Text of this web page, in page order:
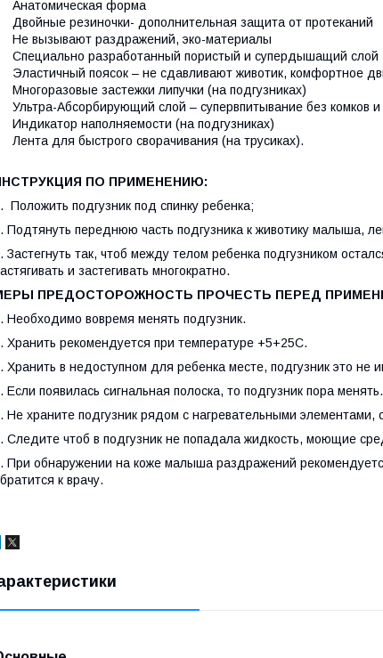
Анатомическая форма
Двойные резиночки- дополнительная защита от протеканий
Не вызывают раздражений, эко-материалы
Специально разработанный пористый и супердышащий слой
Эластичный поясок – не сдавливают животик, комфортное
Многоразовые застежки липучки (на подгузниках)
Ультра-Абсорбирующий слой – супервпитывание без комков и
Индикатор наполняемости (на подгузниках)
Лента для быстрого сворачивания (на трусиках).
ПО ПРИМЕНЕНИЮ:
Положить подгузник под спинку ребенка;
Подтянуть переднюю часть подгузника к животику малыша,
Застегнуть так, чтоб между телом ребенка подгузником
и застегивать многократно.
ПРЕДОСТОРОЖНОСТЬ ПРОЧЕСТЬ ПЕРЕД
Необходимо вовремя менять подгузник.
Хранить рекомендуется при температуре +5+25С.
Хранить в недоступном для ребенка месте, подгузник это не
Если появилась сигнальная полоска, то подгузник пора менять.
Не храните подгузник рядом с нагревательными элементами,
Следите чтоб в подгузник не попадала жидкость, моющие
При обнаружении на коже малыша раздражений
к врачу.